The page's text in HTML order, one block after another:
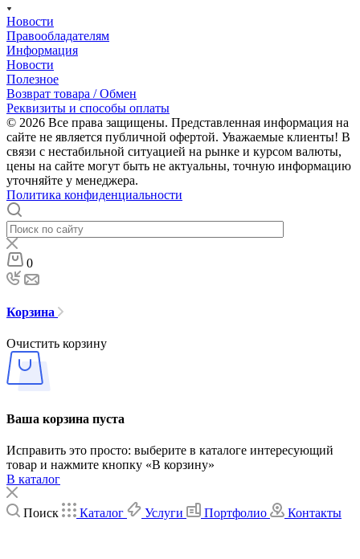
Новости
Правообладателям
Информация
Новости
Полезное
Возврат товара / Обмен
Реквизиты и способы оплаты
© 2026 Все права защищены. Представленная информация на
сайте не является публичной офертой. Уважаемые клиенты! В
связи с нестабильной ситуацией на рынке и курсом валюты,
цены на сайте могут быть не актуальны, точную информацию
уточняйте у менеджера.
Политика конфиденциальности
0
Корзина
Очистить корзину
Ваша корзина пуста
Исправить это просто: выберите в каталоге интересующий
товар и нажмите кнопку «В корзину»
В каталог
Поиск Каталог Услуги Портфолио Контакты